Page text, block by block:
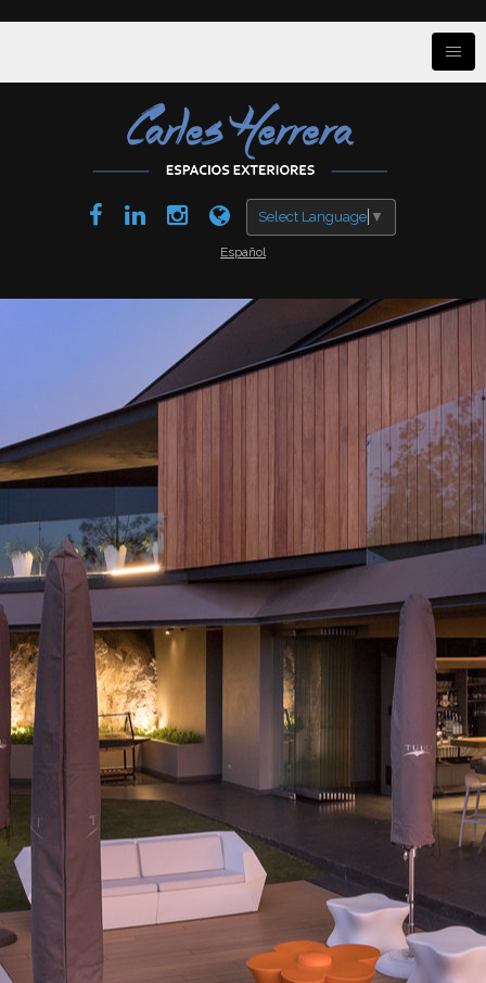
Select Language ▼
Español